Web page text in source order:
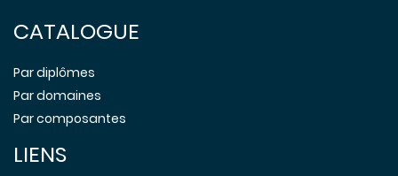
CATALOGUE
Par diplômes
Par domaines
Par composantes
LIENS